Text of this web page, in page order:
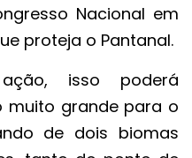
Nacional em
proteja o Pantanal.
isso poderá
muito grande para o
de dois biomas